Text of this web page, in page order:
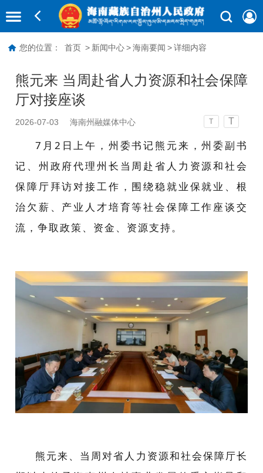
您的位置： 首页 > 新闻中心 > 海南要闻 > 详细内容
熊元来 当周赴省人力资源和社会保障
厅对接座谈
2026-07-03 海南州融媒体中心 T T
7月2日上午，州委书记熊元来，州委副书
记、州政府代理州长当周赴省人力资源和社会
保障厅拜访对接工作，围绕稳就业保就业、根
治欠薪、产业人才培育等社会保障工作座谈交
流，争取政策、资金、资源支持。
熊元来、当周对省人力资源和社会保障厅长